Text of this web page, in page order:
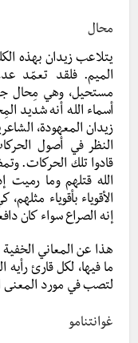
محال
يتلاعب زيدان بهذه
الميم. فلقد تعمّد
مستحيل، وهي مِحال
أسماء الله أنه شديد
زيدان المعهودة،
النظر في أصول
قادوا تلك الحركات.
الله قتلهم وما
الأقوياء بأقوياء
إنه الصراع سواء كان
هذا عن المعاني
ما فيها، لكل قارئ
لتصب في مورد المعنى
غوانتنامو